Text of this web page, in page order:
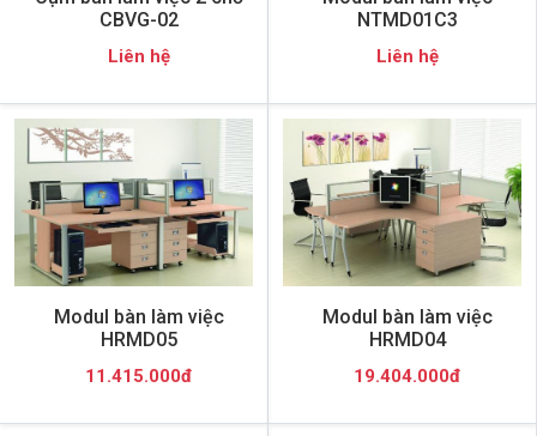
CBVG-02
Liên hệ
NTMD01C3
Liên hệ
Modul bàn làm việc
HRMD05
11.415.000đ
Modul bàn làm việc
HRMD04
19.404.000đ